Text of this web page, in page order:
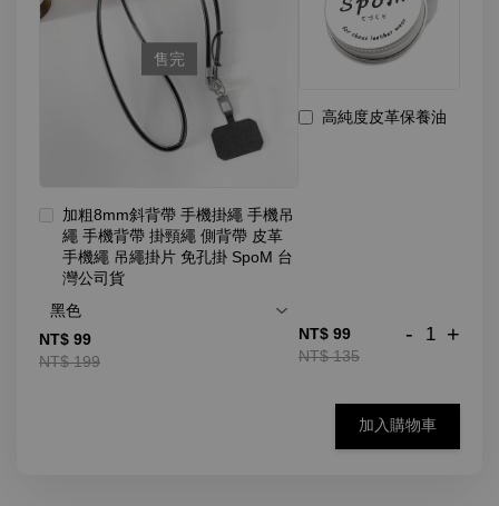
售完
加粗8mm斜背帶 手機掛繩 手機吊
繩 手機背帶 掛頸繩 側背帶 皮革
手機繩 吊繩掛片 免孔掛 SpoM 台
灣公司貨
NT$ 99
NT$ 199
高純度皮革保養油
NT$ 99
NT$ 135
- +
加入購物車